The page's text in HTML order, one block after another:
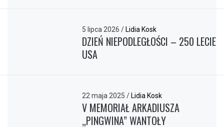
5 lipca 2026/ Lidia Kosk
DZIEŃ NIEPODLEGŁOŚCI – 250 LECIE
USA
22 maja 2025/ Lidia Kosk
V MEMORIAŁ ARKADIUSZA
„PINGWINA” WANTOŁY